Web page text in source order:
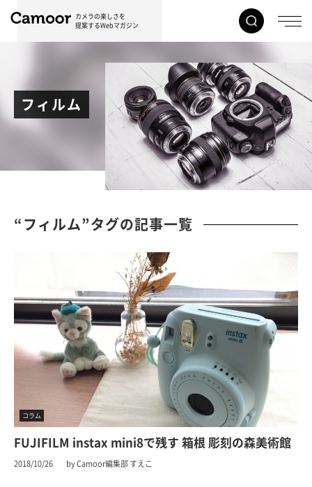
カメラの楽しさを
提案するWebマガジン
フィルム
“フィルム”タグの記事一覧
コラム
FUJIFILM instax mini8で残す 箱根 彫刻の森美術館
2018/10/26 by Camoor編集部 すえこ